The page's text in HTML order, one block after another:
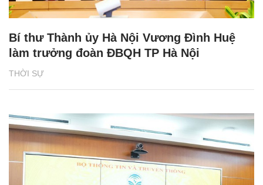
THỜI SỰ
Bí thư Thành ủy Hà Nội Vương Đình Huệ
làm trưởng đoàn ĐBQH TP Hà Nội